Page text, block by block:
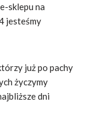
sklepu na
jesteśmy
już po pachy
życzymy
dni